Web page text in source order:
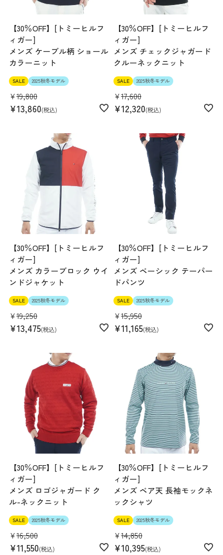
【30％OFF】[トミーヒルフ
ィガー]
メンズ ケーブル柄 ショール
カラーニット
SALE 2025秋冬モデル
¥19,800
¥13,860 税込
【30％OFF】[トミーヒルフ
ィガー]
メンズ チェックジャガード
クルーネックニット
SALE 2025秋冬モデル
¥17,600
¥12,320 税込
【30％OFF】[トミーヒルフ
ィガー]
メンズ カラーブロック ウイ
ンドジャケット
SALE 2025秋冬モデル
¥19,250
¥13,475 税込
【30％OFF】[トミーヒルフ
ィガー]
メンズ ベーシック テーパー
ドパンツ
SALE 2025秋冬モデル
¥15,950
¥11,165 税込
【30％OFF】[トミーヒルフ
ィガー]
メンズ ロゴジャガード ク
ル-ネックニット
SALE 2025秋冬モデル
¥16,500
¥11,550 税込
【30％OFF】[トミーヒルフ
ィガー]
メンズ ベア天 長袖モックネ
ックシャツ
SALE 2025秋冬モデル
¥14,850
¥10,395 税込